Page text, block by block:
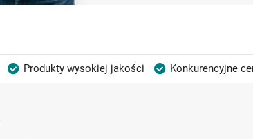
Produkty wysokiej jakości Konkurencyjne